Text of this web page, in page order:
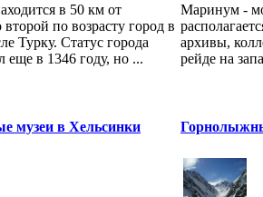
в 50 км от
по возрасту город в
Турку. Статус города
еще в 1346 году, но ...
Маринум -
архивы,
рейде на
музеи в Хельсинки